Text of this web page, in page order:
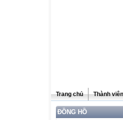
Trang chủ Thành viên
ĐỒNG HỒ